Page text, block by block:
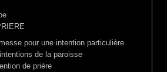
pour une intention particulière
de la paroisse
de prière